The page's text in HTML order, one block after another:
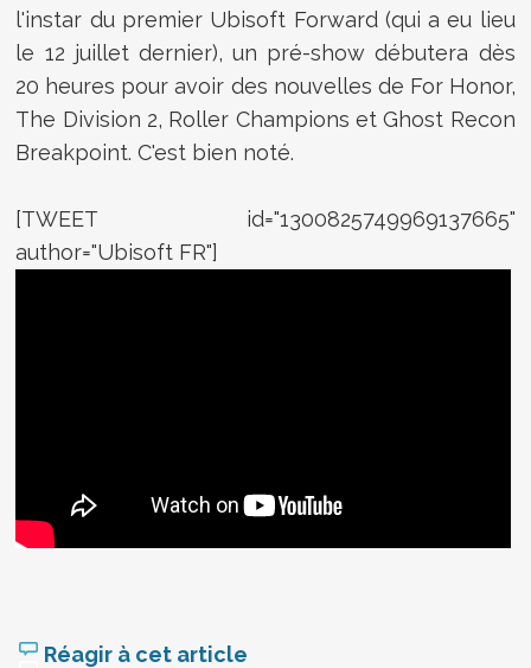
l'instar du premier Ubisoft Forward (qui a eu lieu
le 12 juillet dernier), un pré-show débutera dès
20 heures pour avoir des nouvelles de For Honor,
The Division 2, Roller Champions et Ghost Recon
Breakpoint. C'est bien noté.
[TWEET id="1300825749969137665"
author="Ubisoft FR"]
Réagir à cet article